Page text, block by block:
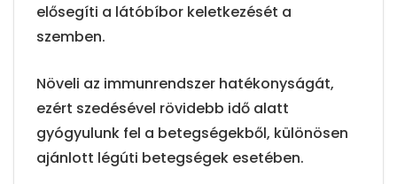
elősegíti a látóbíbor keletkezését a
szemben.
Növeli az immunrendszer hatékonyságát,
ezért szedésével rövidebb idő alatt
gyógyulunk fel a betegségekből, különösen
ajánlott légúti betegségek esetében.